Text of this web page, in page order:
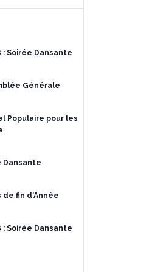
: Soirée Dansante
Générale
Populaire pour les
Dansante
de fin d’Année
: Soirée Dansante